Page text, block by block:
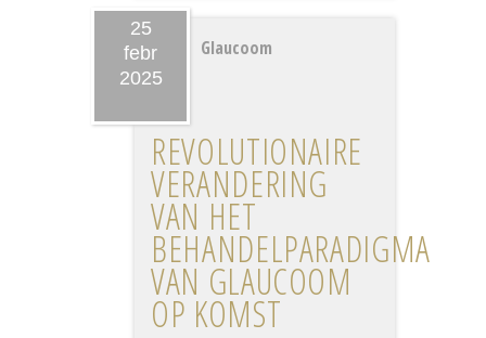
25
febr
2025
Glaucoom
REVOLUTIONAIRE
VERANDERING
VAN HET
BEHANDELPARADIGMA
VAN GLAUCOOM
OP KOMST